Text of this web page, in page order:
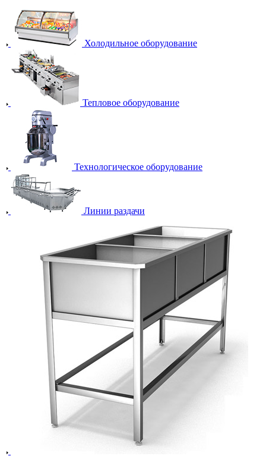
Холодильное оборудование
Тепловое оборудование
Технологическое оборудование
Линии раздачи